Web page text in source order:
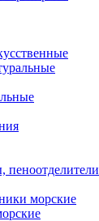
пеноотделители
морские